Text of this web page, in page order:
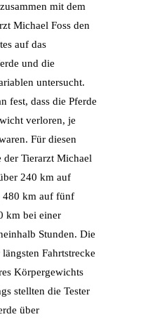
mit dem
Michael Foss den
auf das
und die
untersucht.
fest, dass die Pferde
verloren, je
Für diesen
der Tierarzt Michael
240 km auf
480 km auf fünf
km bei einer
Stunden. Die
Fahrtstrecke
Körpergewichts
stellten die Tester
über